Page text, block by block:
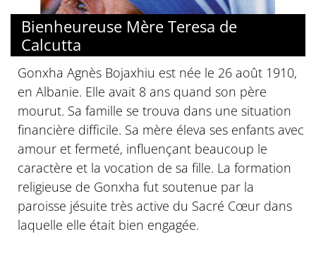
Bienheureuse Mère Teresa de
Calcutta
Gonxha Agnès Bojaxhiu est née le 26 août 1910,
en Albanie. Elle avait 8 ans quand son père
mourut. Sa famille se trouva dans une situation
financière difficile. Sa mère éleva ses enfants avec
amour et fermeté, influençant beaucoup le
caractère et la vocation de sa fille. La formation
religieuse de Gonxha fut soutenue par la
paroisse jésuite très active du Sacré Cœur dans
laquelle elle était bien engagée.